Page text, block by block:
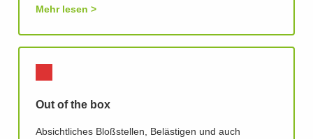
Mehr lesen
Out of the box
Absichtliches Bloßstellen, Belästigen und auch